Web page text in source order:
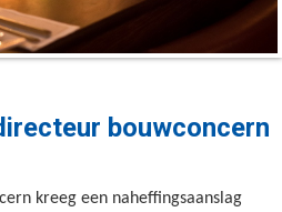
bouwconcern
kreeg een naheffingsaanslag